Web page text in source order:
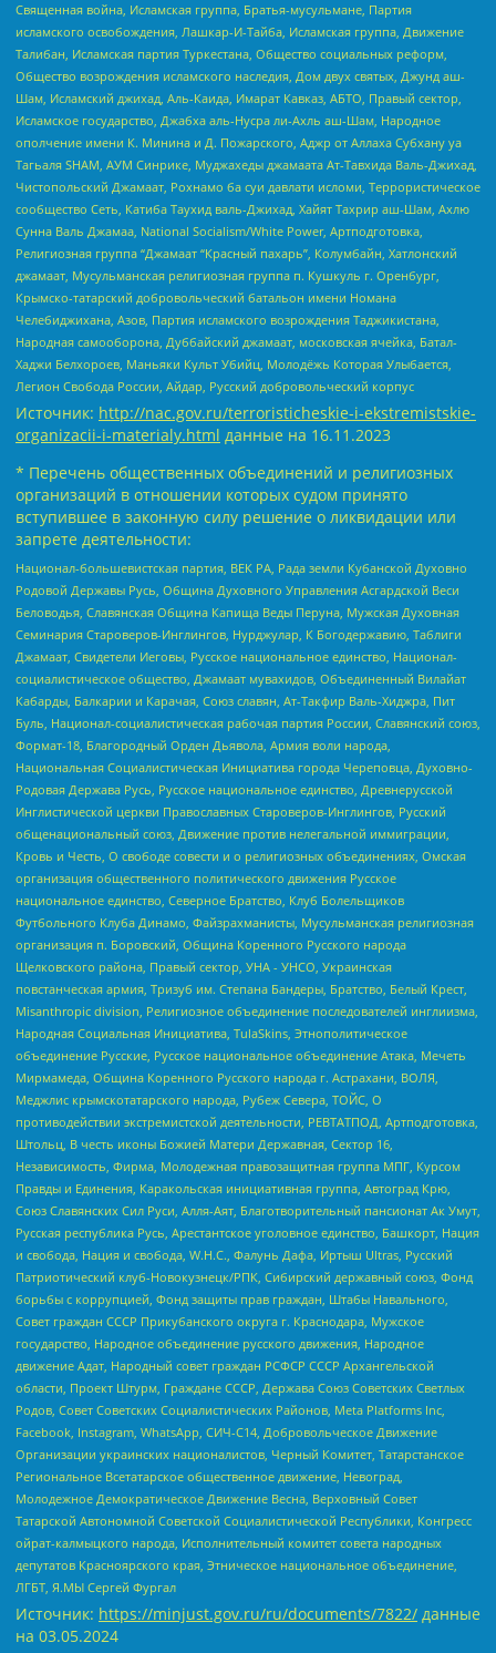
Священная война, Исламская группа, Братья-мусульмане, Партия
исламского освобождения, Лашкар-И-Тайба, Исламская группа, Движение
Талибан, Исламская партия Туркестана, Общество социальных реформ,
Общество возрождения исламского наследия, Дом двух святых, Джунд аш-
Шам, Исламский джихад, Аль-Каида, Имарат Кавказ, АБТО, Правый сектор,
Исламское государство, Джабха аль-Нусра ли-Ахль аш-Шам, Народное
ополчение имени К. Минина и Д. Пожарского, Аджр от Аллаха Субхану уа
Тагьаля SHAM, АУМ Синрике, Муджахеды джамаата Ат-Тавхида Валь-Джихад,
Чистопольский Джамаат, Рохнамо ба суи давлати исломи, Террористическое
сообщество Сеть, Катиба Таухид валь-Джихад, Хайят Тахрир аш-Шам, Ахлю
Сунна Валь Джамаа, National Socialism/White Power, Артподготовка,
Религиозная группа “Джамаат “Красный пахарь”, Колумбайн, Хатлонский
джамаат, Мусульманская религиозная группа п. Кушкуль г. Оренбург,
Крымско-татарский добровольческий батальон имени Номана
Челебиджихана, Азов, Партия исламского возрождения Таджикистана,
Народная самооборона, Дуббайский джамаат, московская ячейка, Батал-
Хаджи Белхороев, Маньяки Культ Убийц, Молодёжь Которая Улыбается,
Легион Свобода России, Айдар, Русский добровольческий корпус
Источник: http://nac.gov.ru/terroristicheskie-i-ekstremistskie-
organizacii-i-materialy.html данные на 16.11.2023
* Перечень общественных объединений и религиозных
организаций в отношении которых судом принято
вступившее в законную силу решение о ликвидации или
запрете деятельности:
Национал-большевистская партия, ВЕК РА, Рада земли Кубанской Духовно
Родовой Державы Русь, Община Духовного Управления Асгардской Веси
Беловодья, Славянская Община Капища Веды Перуна, Мужская Духовная
Семинария Староверов-Инглингов, Нурджулар, К Богодержавию, Таблиги
Джамаат, Свидетели Иеговы, Русское национальное единство, Национал-
социалистическое общество, Джамаат мувахидов, Объединенный Вилайат
Кабарды, Балкарии и Карачая, Союз славян, Ат-Такфир Валь-Хиджра, Пит
Буль, Национал-социалистическая рабочая партия России, Славянский союз,
Формат-18, Благородный Орден Дьявола, Армия воли народа,
Национальная Социалистическая Инициатива города Череповца, Духовно-
Родовая Держава Русь, Русское национальное единство, Древнерусской
Инглистической церкви Православных Староверов-Инглингов, Русский
общенациональный союз, Движение против нелегальной иммиграции,
Кровь и Честь, О свободе совести и о религиозных объединениях, Омская
организация общественного политического движения Русское
национальное единство, Северное Братство, Клуб Болельщиков
Футбольного Клуба Динамо, Файзрахманисты, Мусульманская религиозная
организация п. Боровский, Община Коренного Русского народа
Щелковского района, Правый сектор, УНА - УНСО, Украинская
повстанческая армия, Тризуб им. Степана Бандеры, Братство, Белый Крест,
Misanthropic division, Религиозное объединение последователей инглиизма,
Народная Социальная Инициатива, TulaSkins, Этнополитическое
объединение Русские, Русское национальное объединение Атака, Мечеть
Мирмамеда, Община Коренного Русского народа г. Астрахани, ВОЛЯ,
Меджлис крымскотатарского народа, Рубеж Севера, ТОЙС, О
противодействии экстремистской деятельности, РЕВТАТПОД, Артподготовка,
Штольц, В честь иконы Божией Матери Державная, Сектор 16,
Независимость, Фирма, Молодежная правозащитная группа МПГ, Курсом
Правды и Единения, Каракольская инициативная группа, Автоград Крю,
Союз Славянских Сил Руси, Алля-Аят, Благотворительный пансионат Ак Умут,
Русская республика Русь, Арестантское уголовное единство, Башкорт, Нация
и свобода, Нация и свобода, W.H.С., Фалунь Дафа, Иртыш Ultras, Русский
Патриотический клуб-Новокузнецк/РПК, Сибирский державный союз, Фонд
борьбы с коррупцией, Фонд защиты прав граждан, Штабы Навального,
Совет граждан СССР Прикубанского округа г. Краснодара, Мужское
государство, Народное объединение русского движения, Народное
движение Адат, Народный совет граждан РСФСР СССР Архангельской
области, Проект Штурм, Граждане СССР, Держава Союз Советских Светлых
Родов, Совет Советских Социалистических Районов, Meta Platforms Inc,
Facebook, Instagram, WhatsApp, СИЧ-С14, Добровольческое Движение
Организации украинских националистов, Черный Комитет, Татарстанское
Региональное Всетатарское общественное движение, Невоград,
Молодежное Демократическое Движение Весна, Верховный Совет
Татарской Автономной Советской Социалистической Республики, Конгресс
ойрат-калмыцкого народа, Исполнительный комитет совета народных
депутатов Красноярского края, Этническое национальное объединение,
ЛГБТ, Я.МЫ Сергей Фургал
Источник: https://minjust.gov.ru/ru/documents/7822/ данные
на 03.05.2024